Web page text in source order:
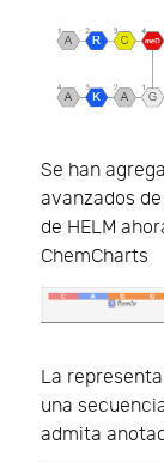
Se han
avanzados
de HELM
ChemCharts
La
una
admita